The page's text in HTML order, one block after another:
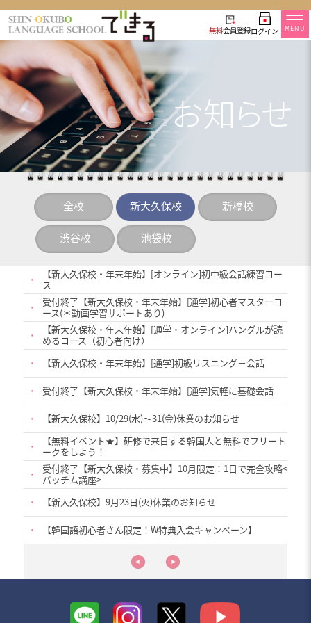
無料会員登録ログイン MENU
全校 新大久保校 新橋校
渋谷校 池袋校
・
【新大久保校・年末年始】[オンライン]初中級会話練習コー
ス
・
受付終了【新大久保校・年末年始】[通学]初心者マスターコ
ース(＊動画学習サポートあり)
・
【新大久保校・年末年始】[通学・オンライン]ハングルが読
めるコース（初心者向け）
・
【新大久保校・年末年始】[通学]初級リスニング＋会話
・ 受付終了【新大久保校・年末年始】[通学]気軽に基礎会話
・ 【新大久保校】10/29(水)〜31(金)休業のお知らせ
・
【無料イベント★】研修で来日する韓国人と無料でフリート
ークをしよう！
・
受付終了【新大久保校・募集中】10月限定：1日で完全攻略<
パッチム講座>
・
【新大久保校】9月23日(火)休業のお知らせ
・ 【韓国語初心者さん限定！W特典入会キャンペーン】